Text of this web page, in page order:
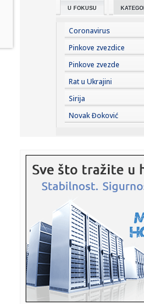
21:13: Први случајеви
21:15:Ekspresan rasplet
nastavlja k...
21:14:Veliki potez
odmah od...
21:10:Станковић:
21:07: OpenAI ukida
ChatGPT
21:07:
21:07:Pljeskavice od
21:07:Vučić priredio
razgovora...
21:07:Toplotni talas u
U FOKUSU
Coronavirus
Pinkove zvezdice
Pinkove zvezde
Rat u Ukrajini
Sirija
Novak Đoković